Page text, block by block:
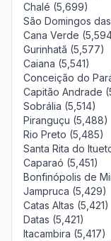
Chalé (5,699)
São Domingos
Cana Verde
Gurinhatã (5,577)
Caiana (5,541)
Conceição do
Capitão Andrade
Sobrália (5,514)
Piranguçu (5,488)
Rio Preto (5,485)
Santa Rita do
Caparaó (5,451)
Bonfinópolis de
Jampruca (5,429)
Catas Altas (5,421)
Datas (5,421)
Itacambira (5,417)